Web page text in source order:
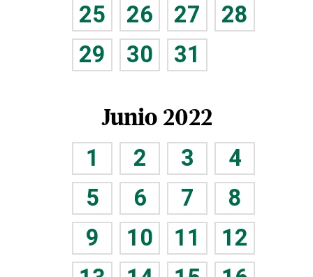
25
26 27
28
29
30 31
Junio 2022
1 2 3
4
5
6 7
8
9
10 11
12